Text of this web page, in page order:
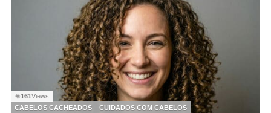
◉161Views
CABELOS CACHEADOS
CUIDADOS COM CABELOS